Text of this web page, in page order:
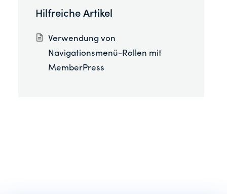
Hilfreiche Artikel
Verwendung von
Navigationsmenü-Rollen mit
MemberPress